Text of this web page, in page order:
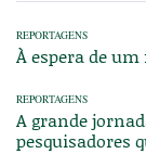
REPORTAGENS
À espera de
REPORTAGENS
A grande
pesquisadores